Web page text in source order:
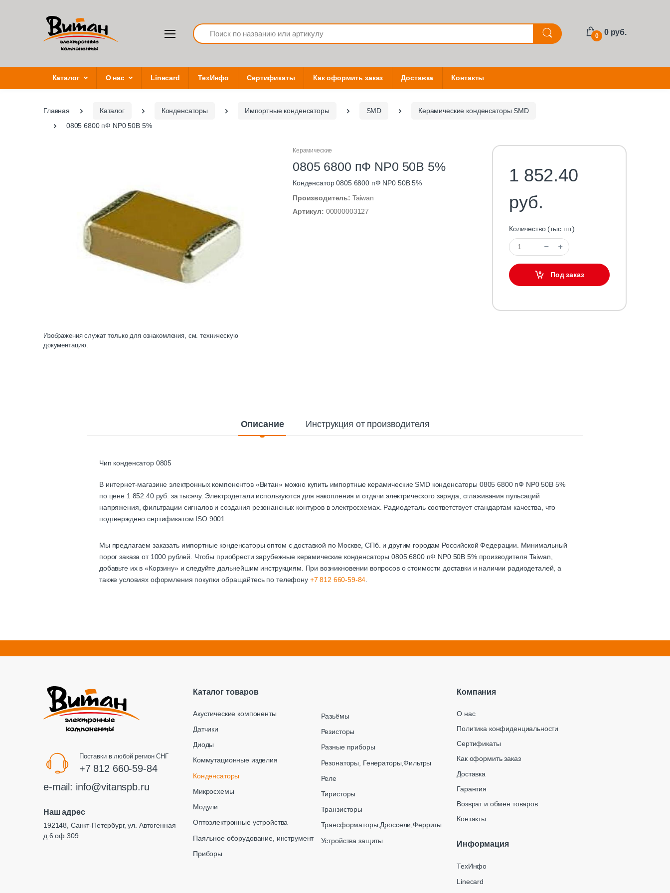
Search
0 0 руб.
Каталог О нас Linecard ТехИнфо Сертификаты Как оформить заказ Доставка Контакты
Главная Каталог Конденсаторы Импортные конденсаторы SMD
Керамические конденсаторы SMD
0805 6800 пФ NP0 50В 5%
Изображения служат только для ознакомления, см. техническую
документацию.
Керамические
0805 6800 пФ NP0 50В 5%
Конденсатор 0805 6800 пФ NP0 50В 5%
Производитель: Taiwan
Артикул: 00000003127
1 852.40
руб.
Количество (тыс.шт.)
Под заказ
Описание Инструкция от производителя
Чип конденсатор 0805
В интернет-магазине электронных компонентов «Витан» можно купить импортные керамические SMD конденсаторы 0805 6800 пФ NP0 50В 5%
по цене 1 852.40 руб. за тысячу. Электродетали используются для накопления и отдачи электрического заряда, сглаживания пульсаций
напряжения, фильтрации сигналов и создания резонансных контуров в электросхемах. Радиодеталь соответствует стандартам качества, что
подтверждено сертификатом ISO 9001.
Мы предлагаем заказать импортные конденсаторы оптом с доставкой по Москве, СПб. и другим городам Российской Федерации. Минимальный
порог заказа от 1000 рублей. Чтобы приобрести зарубежные керамические конденсаторы 0805 6800 пФ NP0 50В 5% производителя Taiwan,
добавьте их в «Корзину» и следуйте дальнейшим инструкциям. При возникновении вопросов о стоимости доставки и наличии радиодеталей, а
также условиях оформления покупки обращайтесь по телефону +7 812 660-59-84
Поставки в любой регион СНГ
+7 812 660-59-84
e-mail: info@vitanspb.ru
Наш адрес
192148, Санкт-Петербург, ул. Автогенная
д.6 оф.309
Каталог товаров
Акустические компоненты
Датчики
Диоды
Коммутационные изделия
Конденсаторы
Микросхемы
Модули
Оптоэлектронные устройства
Паяльное оборудование, инструмент
Приборы
Разьёмы
Резисторы
Разные приборы
Резонаторы, Генераторы,Фильтры
Реле
Тиристоры
Транзисторы
Трансформаторы,Дроссели,Ферриты
Устройства защиты
Компания
О нас
Политика конфиденциальности
Сертификаты
Как оформить заказ
Доставка
Гарантия
Возврат и обмен товаров
Контакты
Информация
ТехИнфо
Linecard